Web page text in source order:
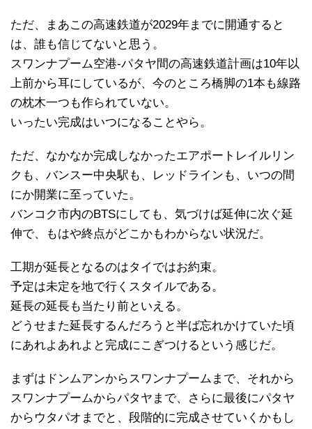
ただ、まあこの高速鉄道が2029年までに開通すると
は、誰も信じてないと思う。
スワンナプーム空港-パタヤ間の高速鉄道計画は10年以
上前から耳にしているが、今のところ橋脚の1本も線路
の枕木一つも作られていない。
いったい完成はいつになることやら。
ただ、なかなか完成しなかったエアポートレイルリン
クも、バンスー中央駅も、レッドラインも、いつの間
にか開業に至っていた。
バンコク市内のBTSにしても、気づけば延伸に次ぐ延
伸で、もはや終点がどこかもわからない状況だ。
工期が延長となるのはタイではお約束。
予定は未定を地で行くスタイルである。
延長の延長も当たり前といえる。
どうせまた延長するんだろうと半ば忘れかけていた頃
にあれよあれよと完成にこぎつけるという感じだ。
まずはドンムアンからスワンナプームまで、それから
スワンナプームからパタヤまで、さらに最後にパタヤ
からウタパオまでと、段階的に完成させていくかもし